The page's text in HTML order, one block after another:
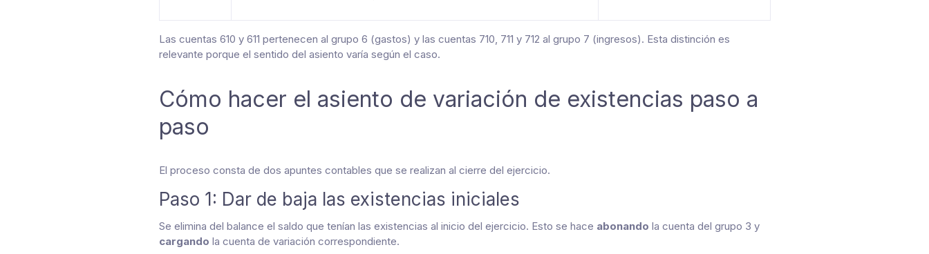
Las cuentas 610 y 611 pertenecen al grupo 6 (gastos) y las cuentas 710, 711 y 712 al grupo 7 (ingresos). Esta distinción es
relevante porque el sentido del asiento varía según el caso.
Cómo hacer el asiento de variación de existencias paso a
paso
El proceso consta de dos apuntes contables que se realizan al cierre del ejercicio.
Paso 1: Dar de baja las existencias iniciales
Se elimina del balance el saldo que tenían las existencias al inicio del ejercicio. Esto se hace abonando la cuenta del grupo 3 y
cargando la cuenta de variación correspondiente.